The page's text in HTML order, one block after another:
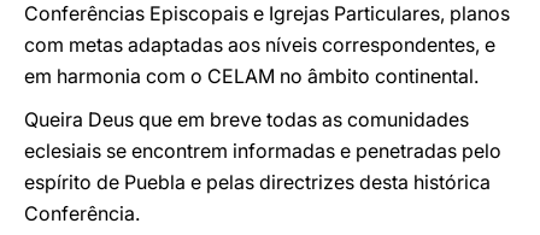
Conferências Episcopais e Igrejas Particulares, planos
com metas adaptadas aos níveis correspondentes, e
em harmonia com o CELAM no âmbito continental.
Queira Deus que em breve todas as comunidades
eclesiais se encontrem informadas e penetradas pelo
espírito de Puebla e pelas directrizes desta histórica
Conferência.